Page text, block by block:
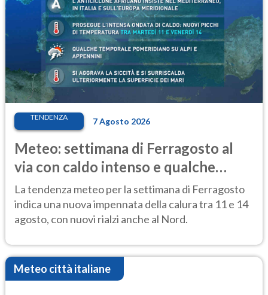
TENDENZA 7 Agosto 2026
Meteo: settimana di Ferragosto al
via con caldo intenso e qualche
temporale
La tendenza meteo per la settimana di Ferragosto
indica una nuova impennata della calura tra 11 e 14
agosto, con nuovi rialzi anche al Nord.
Meteo città italiane